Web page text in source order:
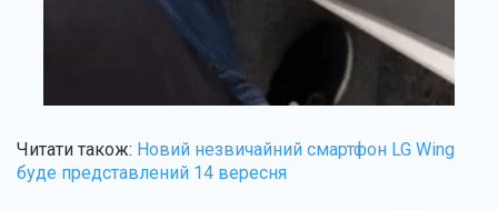
Читати також: Новий незвичайний смартфон LG Wing
буде представлений 14 вересня